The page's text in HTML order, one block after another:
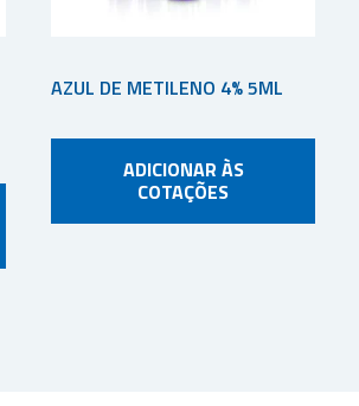
AZUL DE METILENO 4% 5ML
ADICIONAR ÀS
COTAÇÕES